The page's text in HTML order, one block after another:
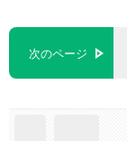
次のページ